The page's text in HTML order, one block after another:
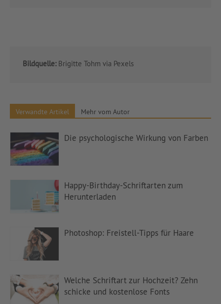
Bildquelle: Brigitte Tohm via Pexels
Verwandte Artikel Mehr vom Autor
Die psychologische Wirkung von Farben
Happy-Birthday-Schriftarten zum
Herunterladen
Photoshop: Freistell-Tipps für Haare
Welche Schriftart zur Hochzeit? Zehn
schicke und kostenlose Fonts